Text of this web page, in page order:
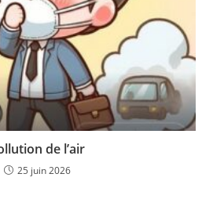
de l’air
25 juin 2026